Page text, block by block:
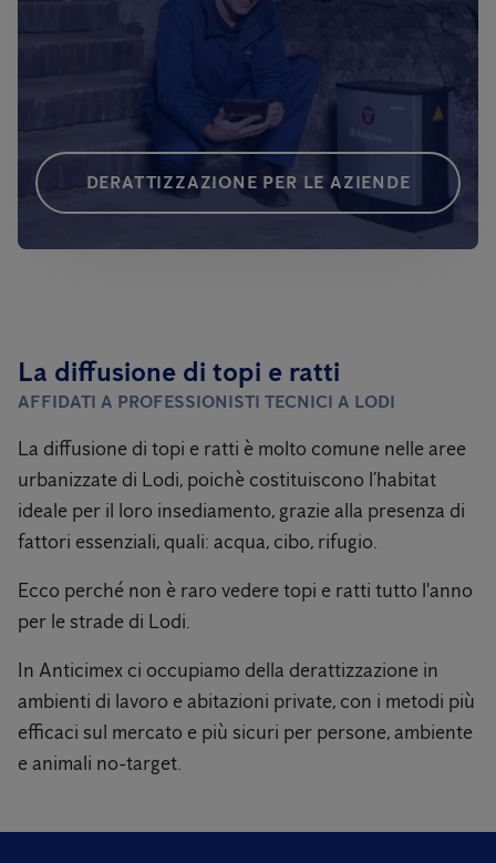
DERATTIZZAZIONE PER LE AZIENDE
La diffusione di topi e ratti
AFFIDATI A PROFESSIONISTI TECNICI A LODI
La diffusione di topi e ratti è molto comune nelle aree
urbanizzate di Lodi, poichè costituiscono l’habitat
ideale per il loro insediamento, grazie alla presenza di
fattori essenziali, quali: acqua, cibo, rifugio.
Ecco perché non è raro vedere topi e ratti tutto l'anno
per le strade di Lodi.
In Anticimex ci occupiamo della derattizzazione in
ambienti di lavoro e abitazioni private, con i metodi più
efficaci sul mercato e più sicuri per persone, ambiente
e animali no-target.